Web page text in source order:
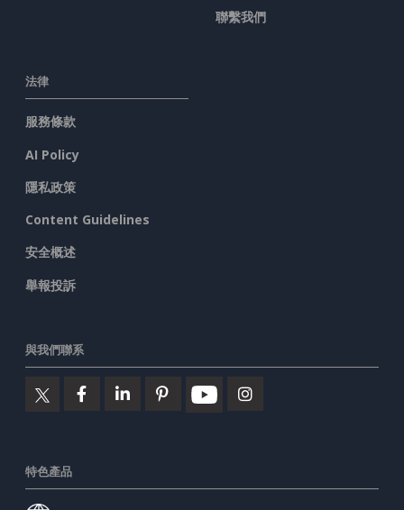
聯繫我們
法律
服務條款
AI Policy
隱私政策
Content Guidelines
安全概述
舉報投訴
與我們聯系
特色產品